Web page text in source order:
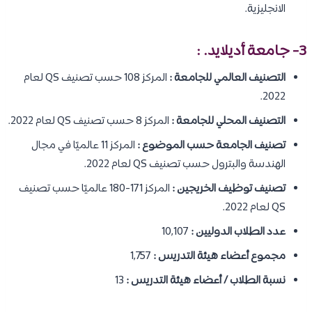
الانجليزية.
3- جامعة أديلايد. :
التصنيف العالمي للجامعة :
المركز 108 حسب تصنيف QS لعام
2022.
التصنيف المحلي للجامعة : المركز 8 حسب تصنيف QS لعام 2022.
تصنيف الجامعة حسب الموضوع :
المركز 11 عالميًا في مجال
الهندسة والبترول حسب تصنيف QS لعام 2022.
تصنيف توظيف الخريجين :
المركز 171-180 عالميًا حسب تصنيف
QS لعام 2022.
عدد الطلاب الدوليين :
مجموع أعضاء هيئة التدريس :
نسبة الطلاب / أعضاء هيئة التدريس :